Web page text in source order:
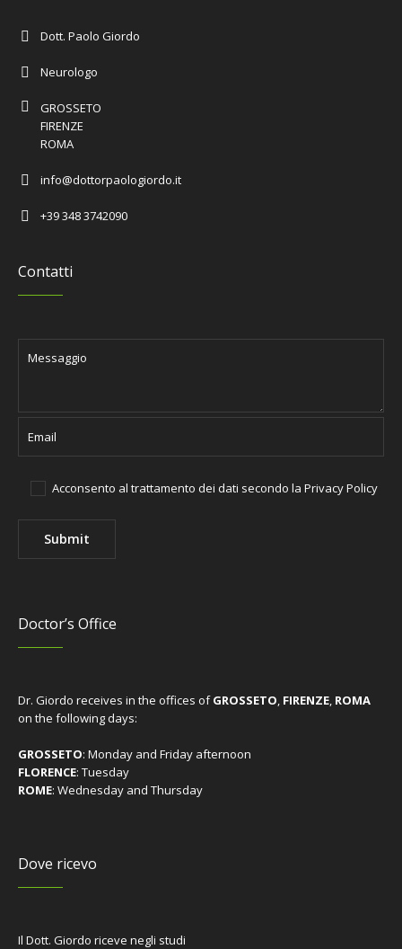
Dott. Paolo Giordo
Neurologo
GROSSETO
FIRENZE
ROMA
info@dottorpaologiordo.it
+39 348 3742090
Contatti
Acconsento al trattamento dei dati secondo laPrivacy Policy
Doctor’s Office
Dr. Giordo receives in the offices ofGROSSETO, FIRENZE, ROMA
on the following days:
GROSSETO: Monday and Friday afternoon
FLORENCE: Tuesday
ROME: Wednesday and Thursday
Dove ricevo
Il Dott. Giordo riceve negli studi